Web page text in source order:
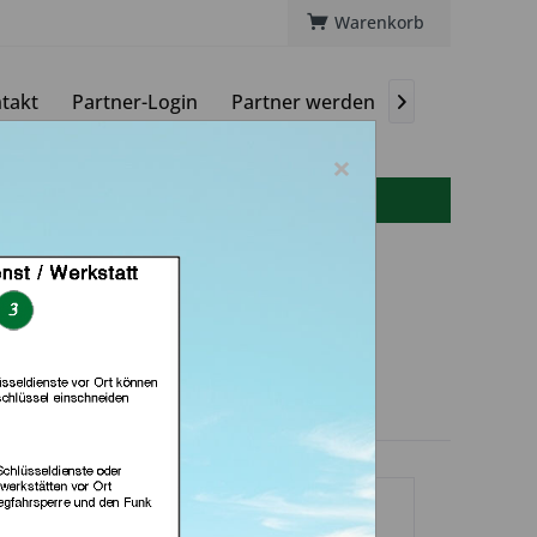
Warenkorb
Partner-Login Partner werden 
bei Meister Grüner
×